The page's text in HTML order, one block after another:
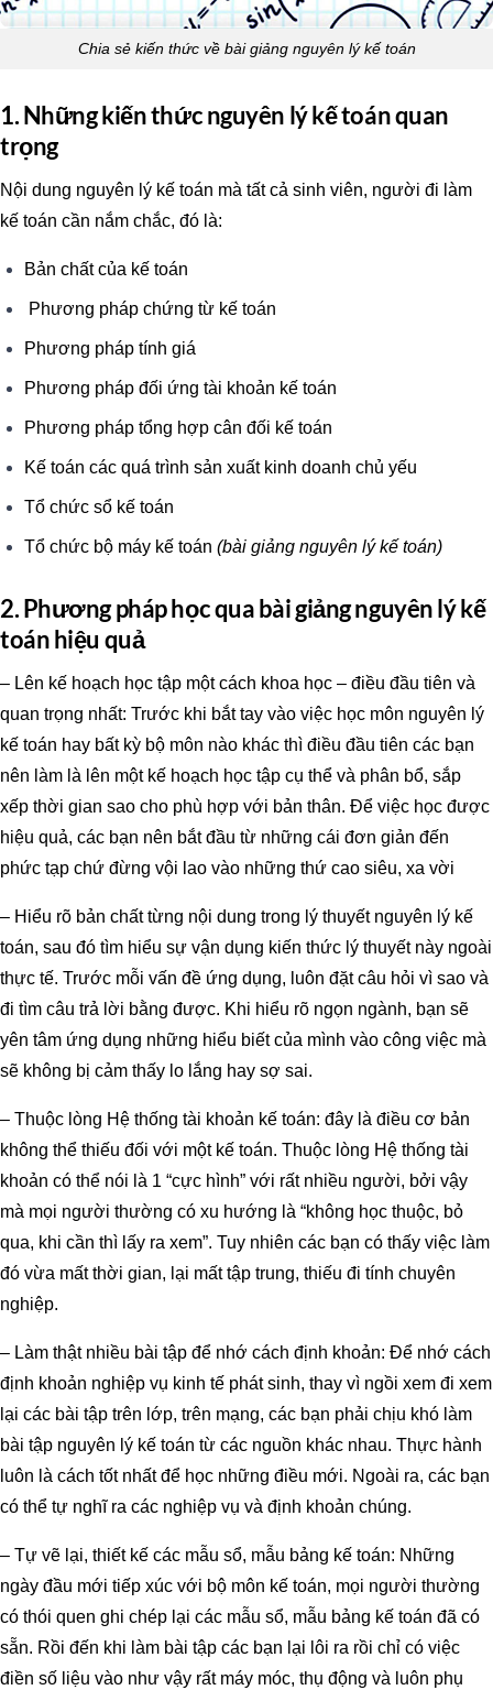
Chia sẻ kiến thức về bài giảng nguyên lý kế toán
1. Những kiến thức nguyên lý kế toán quan
trọng
Nội dung nguyên lý kế toán mà tất cả sinh viên, người đi làm
kế toán cần nắm chắc, đó là:
Bản chất của kế toán
Phương pháp chứng từ kế toán
Phương pháp tính giá
Phương pháp đối ứng tài khoản kế toán
Phương pháp tổng hợp cân đối kế toán
Kế toán các quá trình sản xuất kinh doanh chủ yếu
Tổ chức sổ kế toán
Tổ chức bộ máy kế toán (bài giảng nguyên lý kế toán)
2. Phương pháp học qua bài giảng nguyên lý kế
toán hiệu quả
– Lên kế hoạch học tập một cách khoa học – điều đầu tiên và
quan trọng nhất: Trước khi bắt tay vào việc học môn nguyên lý
kế toán hay bất kỳ bộ môn nào khác thì điều đầu tiên các bạn
nên làm là lên một kế hoạch học tập cụ thể và phân bổ, sắp
xếp thời gian sao cho phù hợp với bản thân. Để việc học được
hiệu quả, các bạn nên bắt đầu từ những cái đơn giản đến
phức tạp chứ đừng vội lao vào những thứ cao siêu, xa vời
– Hiểu rõ bản chất từng nội dung trong lý thuyết nguyên lý kế
toán, sau đó tìm hiểu sự vận dụng kiến thức lý thuyết này ngoài
thực tế. Trước mỗi vấn đề ứng dụng, luôn đặt câu hỏi vì sao và
đi tìm câu trả lời bằng được. Khi hiểu rõ ngọn ngành, bạn sẽ
yên tâm ứng dụng những hiểu biết của mình vào công việc mà
sẽ không bị cảm thấy lo lắng hay sợ sai.
– Thuộc lòng Hệ thống tài khoản kế toán: đây là điều cơ bản
không thể thiếu đối với một kế toán. Thuộc lòng Hệ thống tài
khoản có thể nói là 1 “cực hình” với rất nhiều người, bởi vậy
mà mọi người thường có xu hướng là “không học thuộc, bỏ
qua, khi cần thì lấy ra xem”. Tuy nhiên các bạn có thấy việc làm
đó vừa mất thời gian, lại mất tập trung, thiếu đi tính chuyên
nghiệp.
– Làm thật nhiều bài tập để nhớ cách định khoản: Để nhớ cách
định khoản nghiệp vụ kinh tế phát sinh, thay vì ngồi xem đi xem
lại các bài tập trên lớp, trên mạng, các bạn phải chịu khó làm
bài tập nguyên lý kế toán từ các nguồn khác nhau. Thực hành
luôn là cách tốt nhất để học những điều mới. Ngoài ra, các bạn
có thể tự nghĩ ra các nghiệp vụ và định khoản chúng.
– Tự vẽ lại, thiết kế các mẫu sổ, mẫu bảng kế toán: Những
ngày đầu mới tiếp xúc với bộ môn kế toán, mọi người thường
có thói quen ghi chép lại các mẫu sổ, mẫu bảng kế toán đã có
sẵn. Rồi đến khi làm bài tập các bạn lại lôi ra rồi chỉ có việc
điền số liệu vào như vậy rất máy móc, thụ động và luôn phụ